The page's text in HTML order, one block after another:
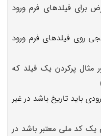
برای فیلدهای فرم ورود
روی فیلدهای فرم ورود
مثال پرکردن یک فیلد که
باید تاریخ باشد در غیر
کد ملی معتبر باشد در